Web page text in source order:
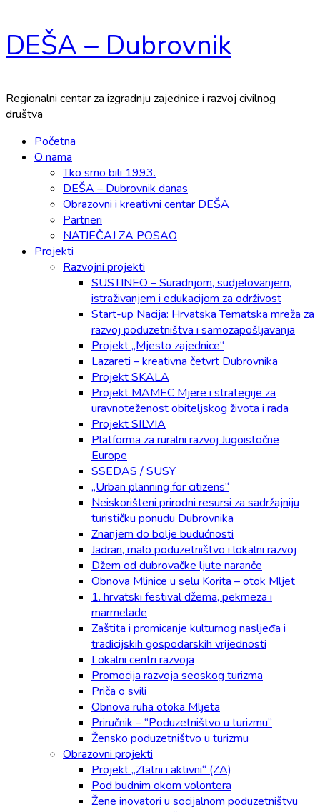
Skip
to
DEŠA – Dubrovnik
Regionalni centar za izgradnju zajednice i razvoj civilnog
društva
Primary
Menu
Početna
O nama
Tko smo bili 1993.
DEŠA – Dubrovnik danas
Obrazovni i kreativni centar DEŠA
Partneri
NATJEČAJ ZA POSAO
Projekti
Razvojni projekti
SUSTINEO – Suradnjom, sudjelovanjem,
istraživanjem i edukacijom za održivost
Start-up Nacija: Hrvatska Tematska mreža za
razvoj poduzetništva i samozapošljavanja
Projekt „Mjesto zajednice“
Lazareti – kreativna četvrt Dubrovnika
Projekt SKALA
Projekt MAMEC Mjere i strategije za
uravnoteženost obiteljskog života i rada
Projekt SILVIA
Platforma za ruralni razvoj Jugoistočne
Europe
SSEDAS / SUSY
„Urban planning for citizens“
Neiskorišteni prirodni resursi za sadržajniju
turističku ponudu Dubrovnika
Znanjem do bolje budućnosti
Jadran, malo poduzetništvo i lokalni razvoj
Džem od dubrovačke ljute naranče
Obnova Mlinice u selu Korita – otok Mljet
1. hrvatski festival džema, pekmeza i
marmelade
Zaštita i promicanje kulturnog nasljeđa i
tradicijskih gospodarskih vrijednosti
Lokalni centri razvoja
Promocija razvoja seoskog turizma
Priča o svili
Obnova ruha otoka Mljeta
Priručnik – “Poduzetništvo u turizmu”
Žensko poduzetništvo u turizmu
Obrazovni projekti
Projekt „Zlatni i aktivni“ (ZA)
Pod budnim okom volontera
Žene inovatori u socijalnom poduzetništvu